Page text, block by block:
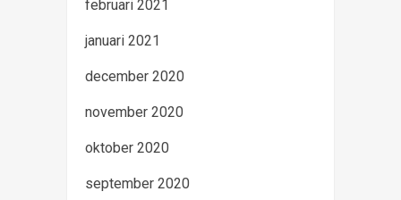
februari 2021
januari 2021
december 2020
november 2020
oktober 2020
september 2020